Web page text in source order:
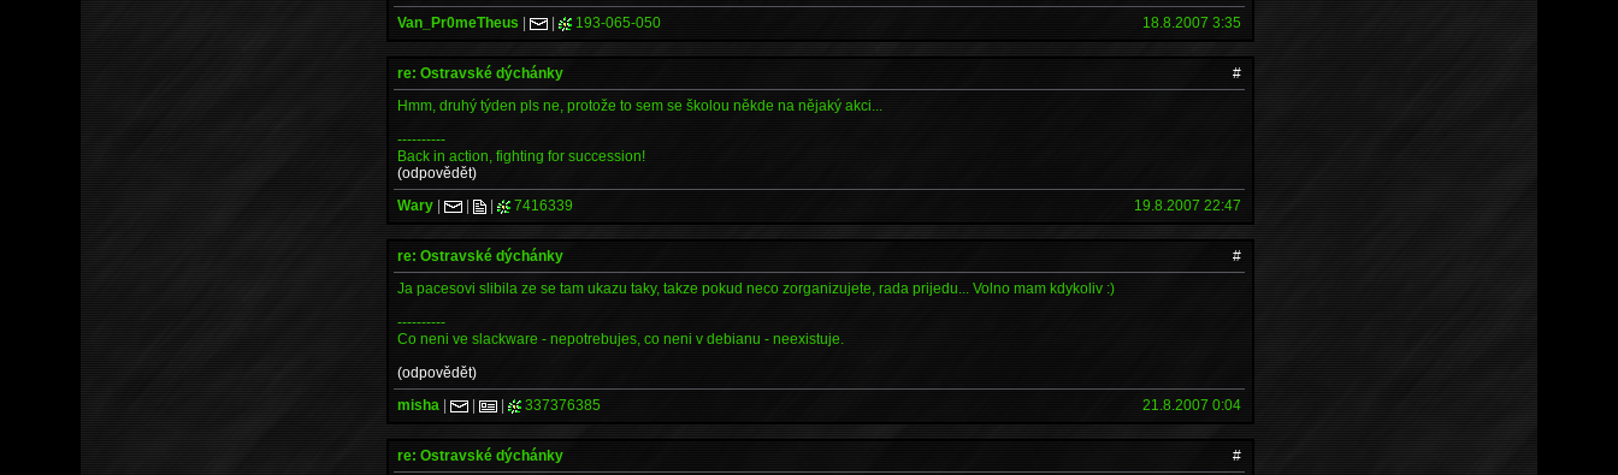
Van_Pr0meTheus | | 193-065-050 18.8.2007 3:35
re: Ostravské dýchánky
#
Hmm, druhý týden pls ne, protože to sem se školou někde na nějaký akci...
----------
Back in action, fighting for succession!
(odpovědět)
Wary | | | 7416339 19.8.2007 22:47
re: Ostravské dýchánky
#
Ja pacesovi slibila ze se tam ukazu taky, takze pokud neco zorganizujete, rada prijedu... Volno mam kdykoliv :)
----------
Co neni ve slackware - nepotrebujes, co neni v debianu - neexistuje.
(odpovědět)
misha | | | 337376385 21.8.2007 0:04
re: Ostravské dýchánky
#